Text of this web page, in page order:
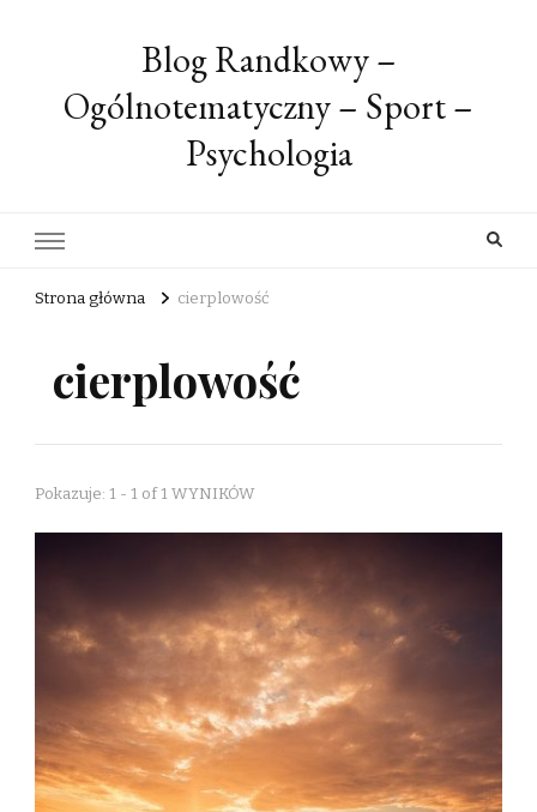
Blog Randkowy –
Ogólnotematyczny – Sport –
Psychologia
Strona główna cierplowość
cierplowość
Pokazuje: 1 - 1 of 1 WYNIKÓW